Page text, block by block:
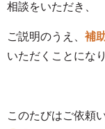
相談をいただき、
ご説明のうえ、 補
いただくことにな
このたびはご依頼